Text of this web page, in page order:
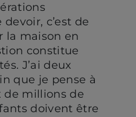
c’est de
la maison en
constitue
J’ai deux
que je pense à
de millions de
doivent être